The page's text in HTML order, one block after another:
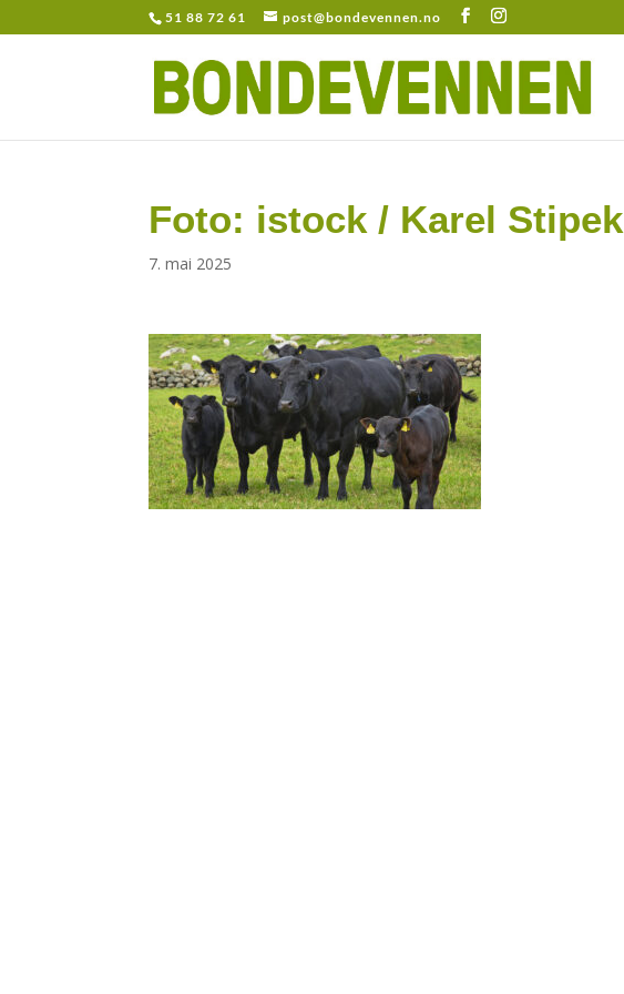
51 88 72 61 post@bondevennen.no
Foto: istock / Karel Stipek
7. mai 2025